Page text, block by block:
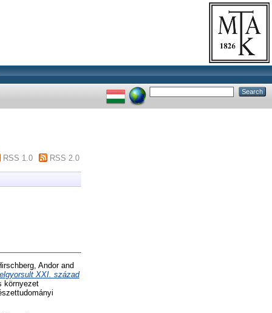
RSS 1.0 RSS 2.0
Andorand
XXI. század
környezet